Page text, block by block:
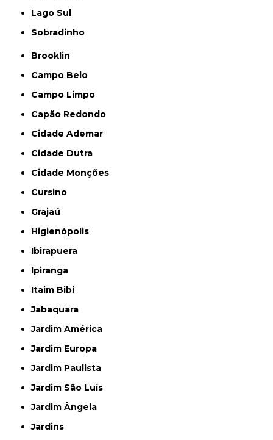
Lago Sul
Sobradinho
Brooklin
Campo Belo
Campo Limpo
Capão Redondo
Cidade Ademar
Cidade Dutra
Cidade Monções
Cursino
Grajaú
Higienópolis
Ibirapuera
Ipiranga
Itaim Bibi
Jabaquara
Jardim América
Jardim Europa
Jardim Paulista
Jardim São Luís
Jardim Ângela
Jardins